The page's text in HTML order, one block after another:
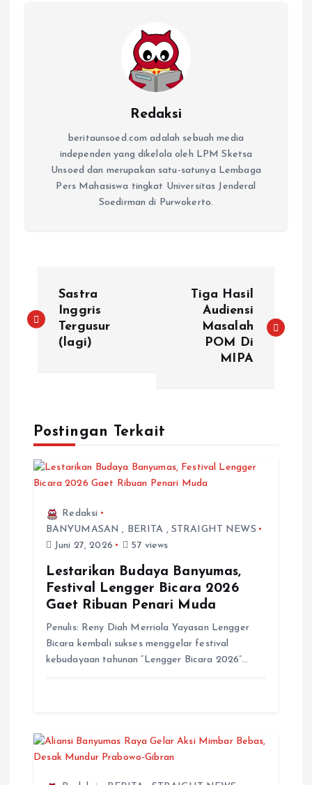
Redaksi
beritaunsoed.com adalah sebuah media
independen yang dikelola oleh LPM Sketsa
Unsoed dan merupakan satu-satunya Lembaga
Pers Mahasiswa tingkat Universitas Jenderal
Soedirman di Purwokerto.
Sastra
Inggris
Tergusur
(lagi)
Tiga Hasil
Audiensi
Masalah
POM Di
MIPA
Postingan Terkait
Redaksi
BANYUMASAN , BERITA , STRAIGHT NEWS
Juni 27, 2026
57 views
Lestarikan Budaya Banyumas,
Festival Lengger Bicara 2026
Gaet Ribuan Penari Muda
Penulis: Reny Diah Merriola Yayasan Lengger
Bicara kembali sukses menggelar festival
kebudayaan tahunan “Lengger Bicara 2026”…